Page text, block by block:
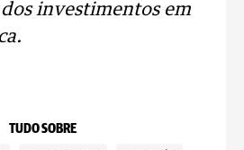
investimentos em
TUDO SOBRE